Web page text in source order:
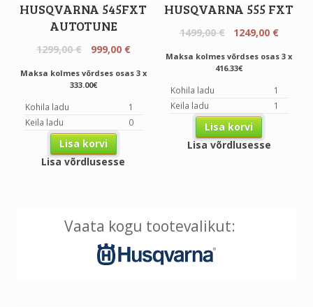
HUSQVARNA 545FXT
AUTOTUNE
1299,00€
Original
was:
999,00 €Current
is:
999,00 €.
Maksa kolmes võrdses osas 3 x
333.00€
Kohila ladu
1
Keila ladu
0
Lisa korvi
Lisa võrdlusesse
HUSQVARNA 555 FXT
1499,00€
Original
was:
1249,00 €
is:
Maksa kolmes võrdses osas 3 x
416.33€
Kohila ladu
1
Keila ladu
1
Lisa korvi
Lisa võrdlusesse
Vaata kogu tootevalikut: